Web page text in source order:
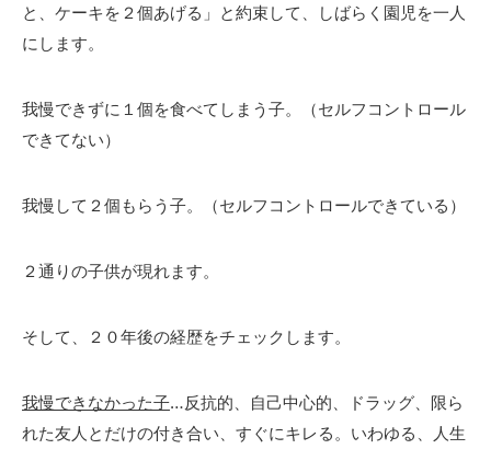
と、ケーキを２個あげる」と約束して、しばらく園児を一人
にします。
我慢できずに１個を食べてしまう子。（セルフコントロール
できてない）
我慢して２個もらう子。（セルフコントロールできている）
２通りの子供が現れます。
そして、２０年後の経歴をチェックします。
我慢できなかった子…反抗的、自己中心的、ドラッグ、限ら
れた友人とだけの付き合い、すぐにキレる。いわゆる、人生